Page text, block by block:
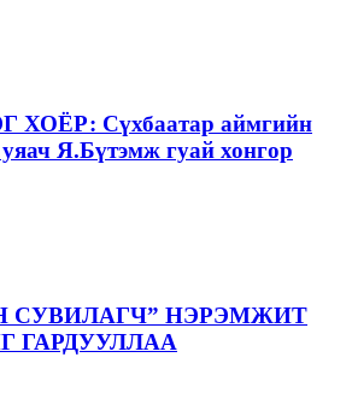
ХОЁР: Сүхбаатар аймгийн
Я.Бүтэмж гуай хонгор
СУВИЛАГЧ” НЭРЭМЖИТ
ГАРДУУЛЛАА